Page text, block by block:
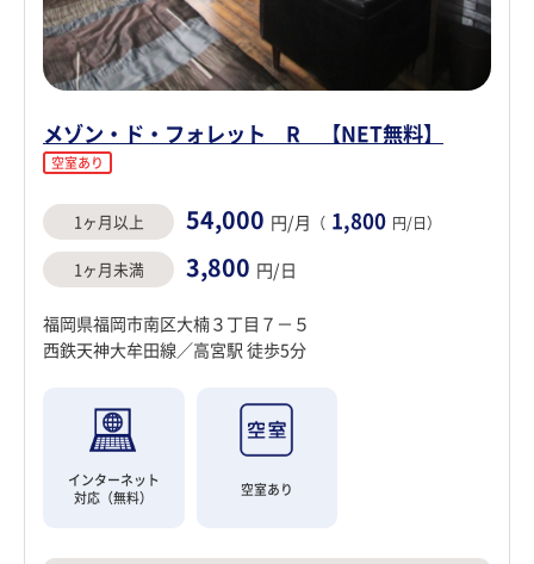
メゾン・ド・フォレット R 【NET無料】
空室あり
1ヶ月以上 54,000 円/月 （ 1,800 円/日）
1ヶ月未満 3,800 円/日
福岡県福岡市南区大楠３丁目７－５
西鉄天神大牟田線／高宮駅 徒歩5分
インターネット
対応（無料）
空室あり